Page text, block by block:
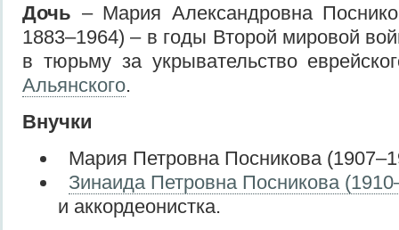
Дочь – Мария Александровна
1883–1964) – в годы Второй мировой
в тюрьму за укрывательство
Альянского.
Внучки
Мария Петровна Посникова
Зинаида Петровна Посникова
и аккордеонистка.